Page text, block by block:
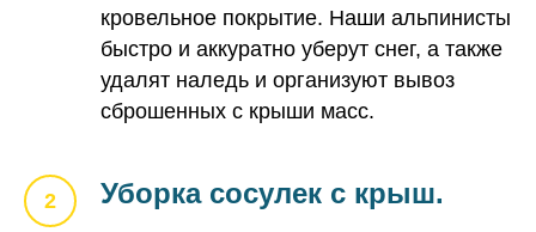
кровельное покрытие. Наши альпинисты
быстро и аккуратно уберут снег, а также
удалят наледь и организуют вывоз
сброшенных с крыши масс.
Уборка сосулек с крыш.